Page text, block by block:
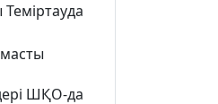
ШҚО-да